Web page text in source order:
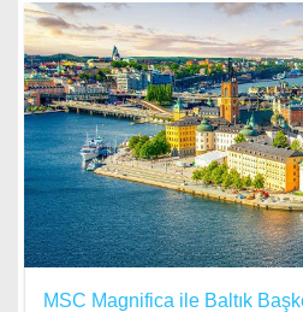
MSC Magnifica ile Baltık